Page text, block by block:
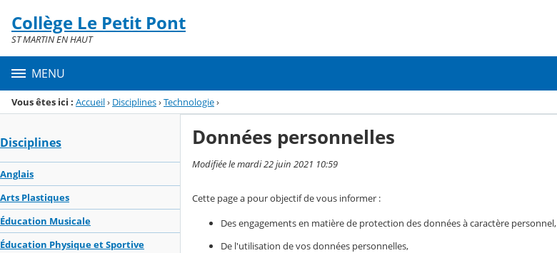
Menu de la rubrique
Contenu
Collège Le Petit Pont
ST MARTIN EN HAUT
MENU
Vous êtes ici : Accueil› Disciplines›Technologie›
Disciplines
Anglais
Arts Plastiques
Éducation Musicale
Éducation Physique et Sportive
Données personnelles
Modifiée le mardi 22 juin 2021 10:59
Cette page a pour objectif de vous informer :
Des engagements en matière de protection des données à caractère personnel,
De l'utilisation de vos données personnelles,